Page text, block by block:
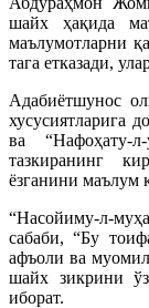
шайх ҳақида
маълумотларни
тага етказади,
Адабиётшунос
хусусиятларига
ва “Нафоҳату-
тазкиранинг
ёзганини маълум
“Насойиму-л-
сабаби, “Бу
афъоли ва
шайх зикрини
иборат.